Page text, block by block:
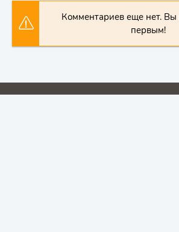
Комментариев еще нет. Вы
первым!